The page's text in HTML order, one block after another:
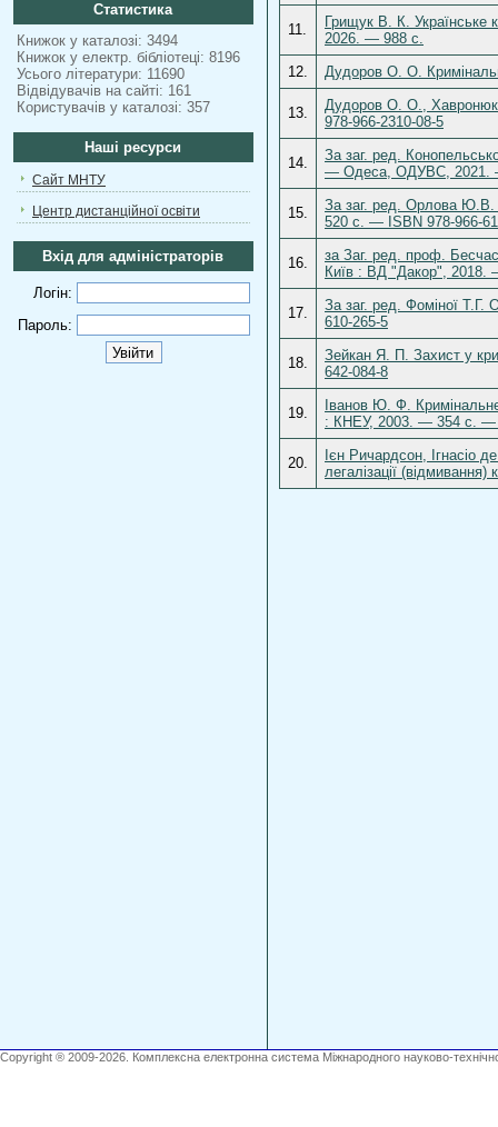
Статистика
Книжок у каталозі: 3494
Книжок у електр. бібліотеці: 8196
Усього літератури: 11690
Відвідувачів на сайті: 161
Користувачів у каталозі: 357
Наші ресурси
Сайт МНТУ
Центр дистанційної освіти
Вхід для адміністраторів
Логін:
Пароль:
11.
Грищук В. К. Українське
2026. — 988 с.
12.
Дудоров О. О.
13.
Дудоров О. О., Хавронюк
978-966-2310-08-5
14.
За заг. ред.
— Одеса, ОДУВС, 2021.
15.
За заг. ред. Орлова Ю.В.
520 с. — ISBN 978-966-
16.
за Заг. ред. проф.
Київ : ВД "Дакор", 2018.
17.
За заг. ред. Фоміної
610-265-5
18.
Зейкан Я. П. Захист у
642-084-8
19.
Іванов Ю. Ф.
: КНЕУ, 2003. — 354 с. —
20.
Ієн Ричардсон, Ігнасіо
легалізації
Copyright ® 2009-2026. Комплексна електронна система Міжнародного науково-